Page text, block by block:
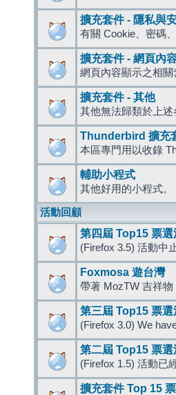
擴充套件 - 隱私與
有關 Cookie、密碼
擴充套件 - 網頁內
網頁內容顯示之相
擴充套件 - 其他
其他無法歸類於上
Thunderbird 擴充
本區專門用以收錄
輔助小程式
其他好用的小程式。
活動回顧
第四屆 Top15 票選
(Firefox 3.5) 活動中
Foxmosa 遊台灣
帶著 MozTW 吉祥
第三屆 Top15 票選
(Firefox 3.0) We
第二屆 Top15 票選
(Firefox 1.5) 活動已
擴充套件 Top 15